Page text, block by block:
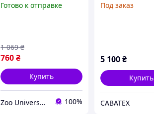
стерилизованных
Готово к отправке
760₴
1 069 ₴
Купить
Zoo Universe — зоотовари для домашніх улюбленців 100%
Под заказ
5 100₴
Купить
САВАТЕХ